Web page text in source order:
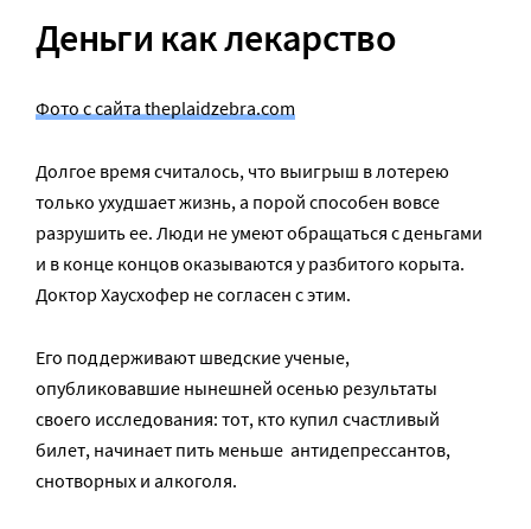
Деньги как лекарство
Фото с сайта theplaidzebra.com
Долгое время считалось, что выигрыш в лотерею
только ухудшает жизнь, а порой способен вовсе
разрушить ее. Люди не умеют обращаться с деньгами
и в конце концов оказываются у разбитого корыта.
Доктор Хаусхофер не согласен с этим.
Его поддерживают шведские ученые,
опубликовавшие нынешней осенью результаты
своего исследования: тот, кто купил счастливый
билет, начинает пить меньше антидепрессантов,
снотворных и алкоголя.